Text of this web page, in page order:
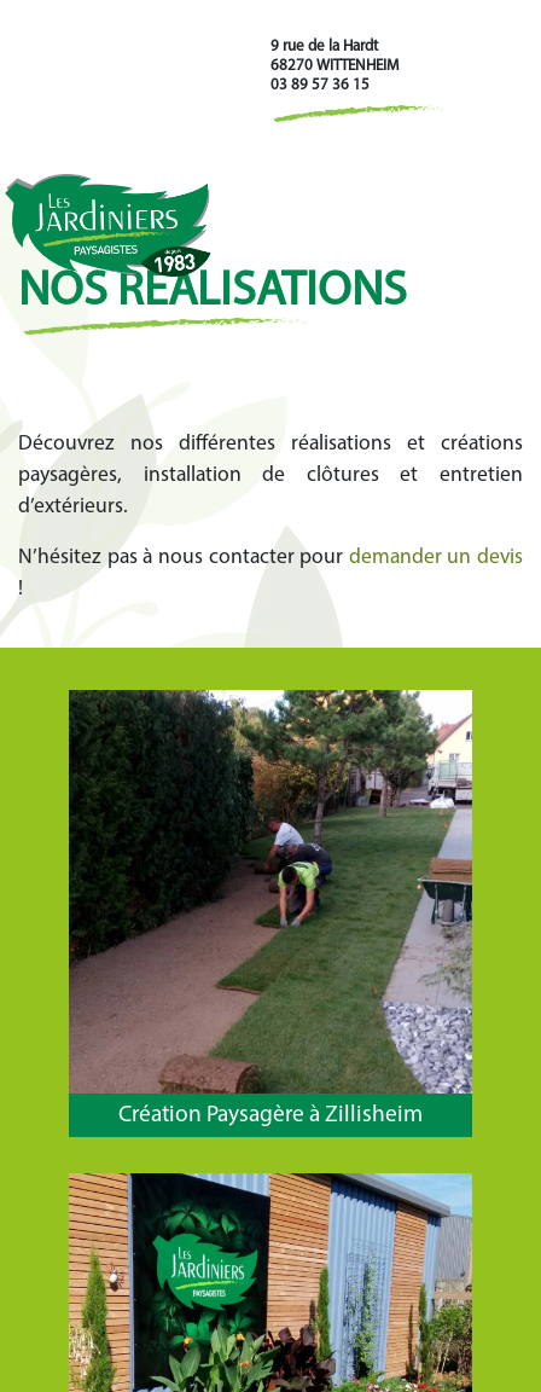
9 rue de la Hardt
68270 WITTENHEIM
03 89 57 36 15
NOS RÉALISATIONS
Découvrez nos différentes réalisations et créations
paysagères, installation de clôtures et entretien
d’extérieurs.
N’hésitez pas à nous contacter pour demander un devis
!
Création Paysagère à Zillisheim